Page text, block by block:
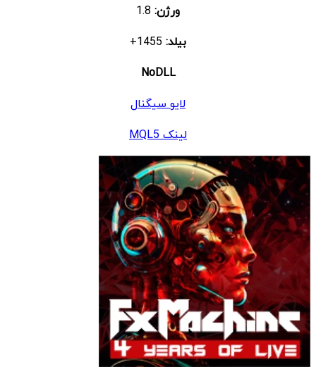
ورژن:
بیلد:
NoDLL
لایو سیگنال
لینک MQL5